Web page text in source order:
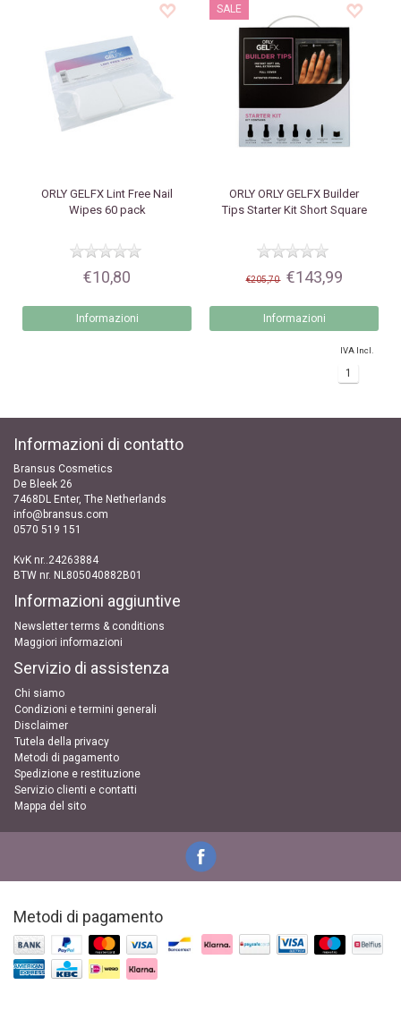
ORLY GELFX Lint Free Nail
Wipes 60 pack
€10,80
Informazioni
SALE
ORLY ORLY GELFX Builder
Tips Starter Kit Short Square
€205,70 €143,99
Informazioni
IVA Incl.
1
Informazioni di contatto
Bransus Cosmetics
De Bleek 26
7468DL Enter, The Netherlands
info@bransus.com
0570 519 151
KvK nr..24263884
BTW nr. NL805040882B01
Informazioni aggiuntive
Newsletter terms & conditions
Maggiori informazioni
Servizio di assistenza
Chi siamo
Condizioni e termini generali
Disclaimer
Tutela della privacy
Metodi di pagamento
Spedizione e restituzione
Servizio clienti e contatti
Mappa del sito
Metodi di pagamento